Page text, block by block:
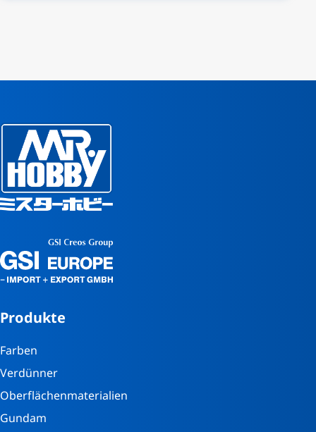
Produkte
Farben
Verdünner
Oberflächenmaterialien
Gundam